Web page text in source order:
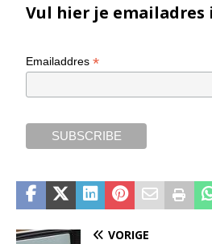
Vul hier je emailadres
Emailaddres*
VORIGE